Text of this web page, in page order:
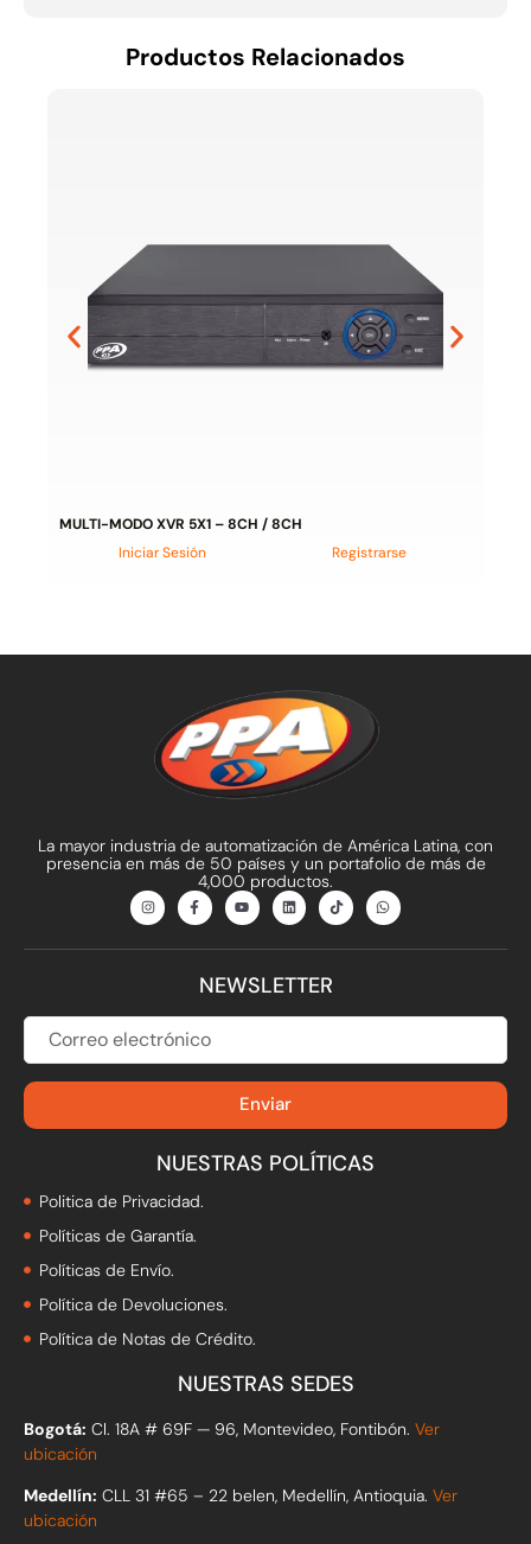
Productos Relacionados
MULTI-MODO XVR 5X1 – 8CH / 8CH
Iniciar Sesión
Registrarse
La mayor industria de automatización de América Latina, con
presencia en más de 50 países y un portafolio de más de
4,000 productos.
I
n
s
a
F
a
c
b
o
k
Y
o
u
u
e
L
i
n
e
i
n
T
i
k
o
W
h
a
s
NUESTRAS POLÍTICAS
Politica de Privacidad.
Políticas de Garantía.
Políticas de Envío.
Política de Devoluciones.
Política de Notas de Crédito.
NUESTRAS SEDES
Bogotá: Cl. 18A # 69F — 96, Montevideo, Fontibón. Ver
ubicación
Medellín: CLL 31 #65 – 22 belen, Medellín, Antioquia. Ver
ubicación
NEWSLETTER
CORREO
ELECTRÓNICO
Enviar